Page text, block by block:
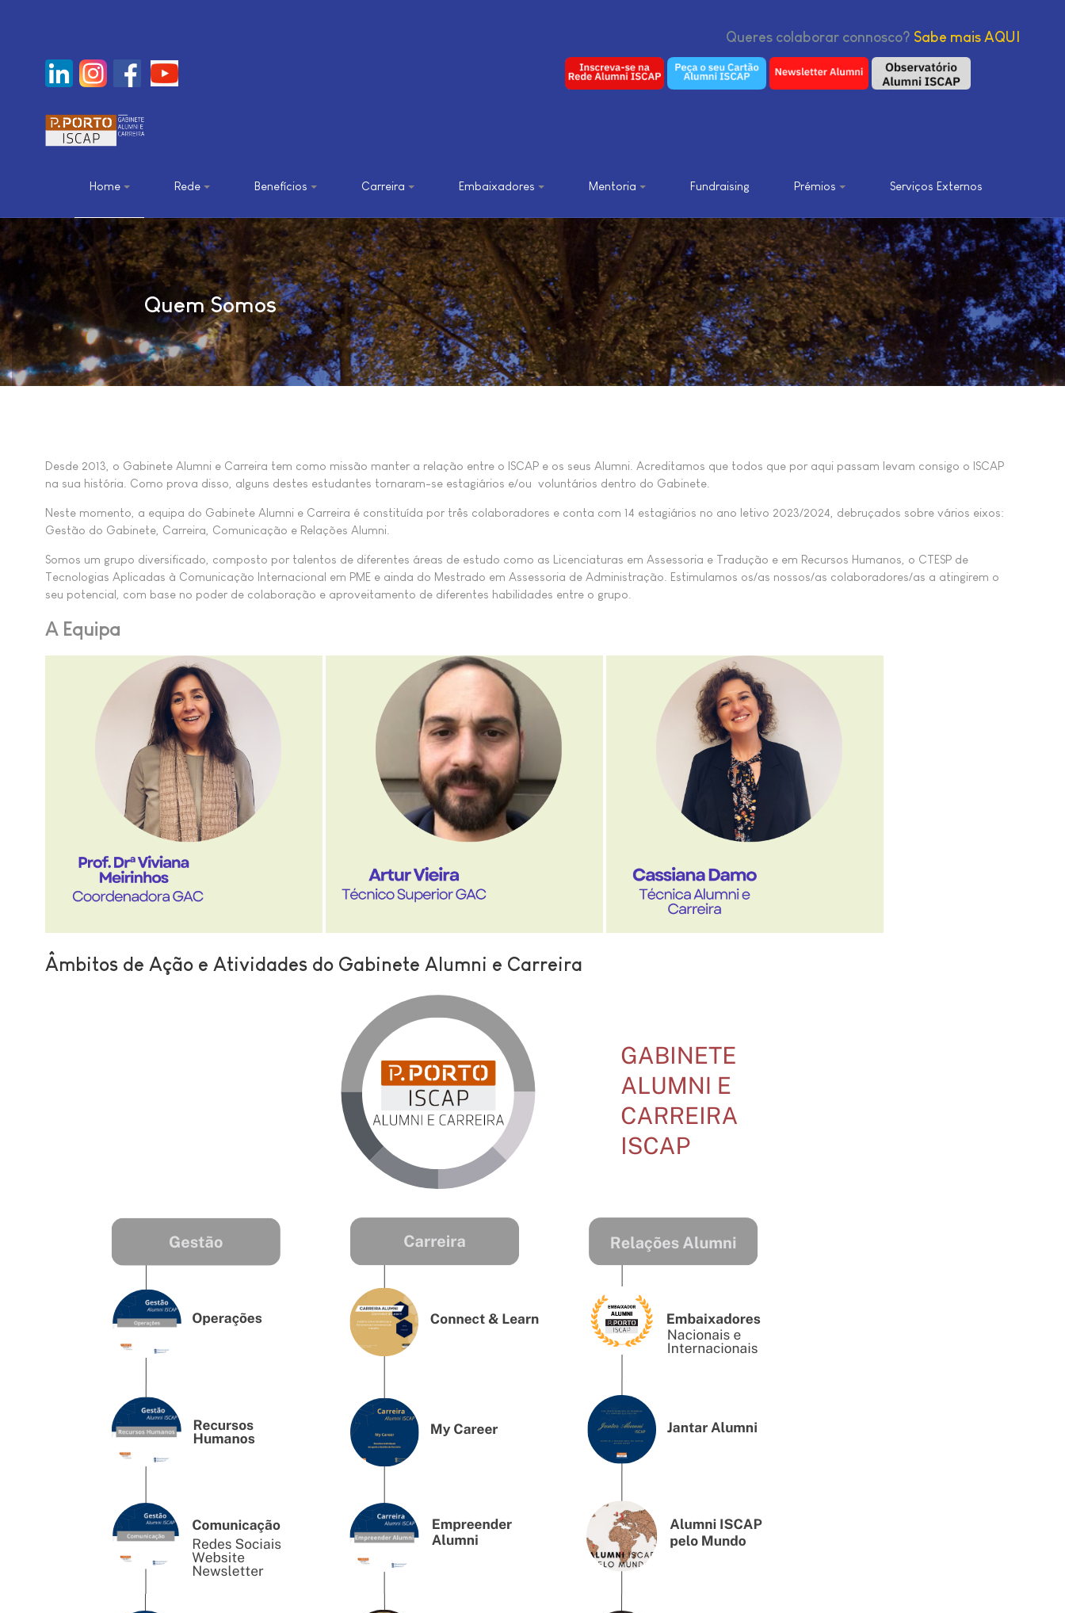
Queres colaborar connosco? Sabe mais AQUI
Home Rede Benefícios Carreira Embaixadores Mentoria Fundraising Prémios Serviços Externos
Quem Somos
Desde 2013, o Gabinete Alumni e Carreira tem como missão manter a relação entre o ISCAP e os seus Alumni. Acreditamos que todos que por aqui passam levam consigo o ISCAP
na sua história. Como prova disso, alguns destes estudantes tornaram-se estagiários e/ou voluntários dentro do Gabinete.
Neste momento, a equipa do Gabinete Alumni e Carreira é constituída por três colaboradores e conta com 14 estagiários no ano letivo 2023/2024, debruçados sobre vários eixos:
Gestão do Gabinete, Carreira, Comunicação e Relações Alumni.
Somos um grupo diversificado, composto por talentos de diferentes áreas de estudo como as Licenciaturas em Assessoria e Tradução e em Recursos Humanos, o CTESP de
Tecnologias Aplicadas à Comunicação Internacional em PME e ainda do Mestrado em Assessoria de Administração. Estimulamos os/as nossos/as colaboradores/as a atingirem o
seu potencial, com base no poder de colaboração e aproveitamento de diferentes habilidades entre o grupo.
A Equipa
Âmbitos de Ação e Atividades do Gabinete Alumni e Carreira